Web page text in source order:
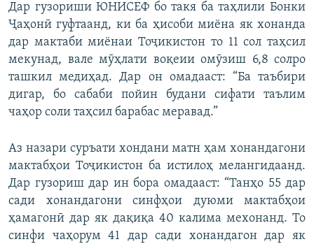
Дар гузориши ЮНИСЕФ бо такя ба таҳлили Бонки
Ҷаҳонӣ гуфтаанд, ки ба ҳисоби миёна як хонанда
дар мактаби миёнаи Тоҷикистон то 11 сол таҳсил
мекунад, вале мӯҳлати воқеии омӯзиш 6,8 солро
ташкил медиҳад. Дар он омадааст: “Ба таъбири
дигар, бо сабаби пойин будани сифати таълим
чаҳор соли таҳсил барабас меравад.”
Аз назари суръати хондани матн ҳам хонандагони
мактабҳои Тоҷикистон ба истилоҳ мелангидаанд.
Дар гузориш дар ин бора омадааст: “Танҳо 55 дар
сади хонандагони синфҳои дуюми мактабҳои
ҳамагонӣ дар як дақиқа 40 калима мехонанд. То
синфи чаҳорум 41 дар сади хонандагон дар як